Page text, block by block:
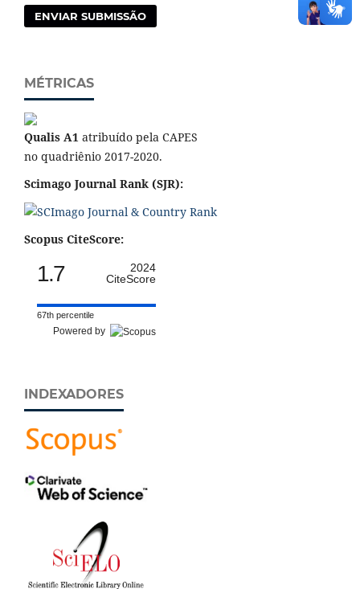
ENVIAR SUBMISSÃO
MÉTRICAS
Qualis A1 atribuído pela CAPES
no quadriênio 2017-2020.
Scimago Journal Rank (SJR):
Scopus CiteScore:
1.7
2024
CiteScore
67th percentile
Powered by
INDEXADORES